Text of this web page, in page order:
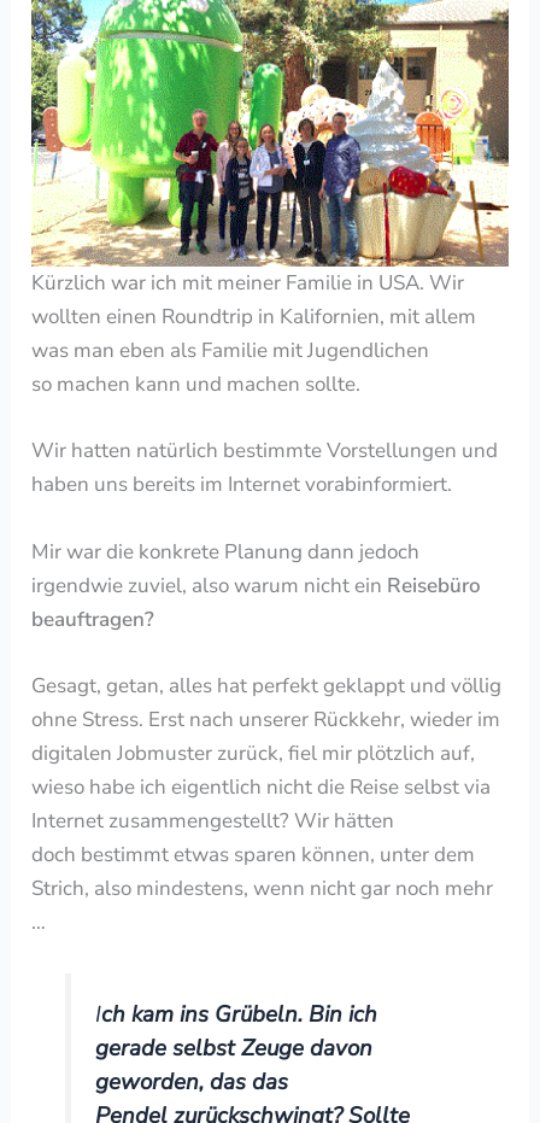
Kürzlich war ich mit meiner Familie in USA. Wir
wollten einen Roundtrip in Kalifornien, mit allem
was man eben als Familie mit Jugendlichen
so machen kann und machen sollte.
Wir hatten natürlich bestimmte Vorstellungen und
haben uns bereits im Internet vorabinformiert.
Mir war die konkrete Planung dann jedoch
irgendwie zuviel, also warum nicht ein Reisebüro
beauftragen?
Gesagt, getan, alles hat perfekt geklappt und völlig
ohne Stress. Erst nach unserer Rückkehr, wieder im
digitalen Jobmuster zurück, fiel mir plötzlich auf,
wieso habe ich eigentlich nicht die Reise selbst via
Internet zusammengestellt? Wir hätten
doch bestimmt etwas sparen können, unter dem
Strich, also mindestens, wenn nicht gar noch mehr
…
Ich kam ins Grübeln. Bin ich
gerade selbst Zeuge davon
geworden, das das
Pendel zurückschwingt?Sollte